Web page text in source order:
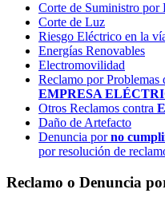
Corte de Suministro por
Corte de Luz
Riesgo Eléctrico en la
Energías Renovables
Electromovilidad
Reclamo por Problemas
EMPRESA
Otros Reclamos contra
Daño de Artefacto
Denuncia porno
por resolución de
Reclamo o Denuncia